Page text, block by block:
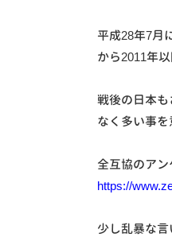
平成28年7月
から2011年
戦後の日本
なく多い事
全互協のア
https://
少し乱暴な